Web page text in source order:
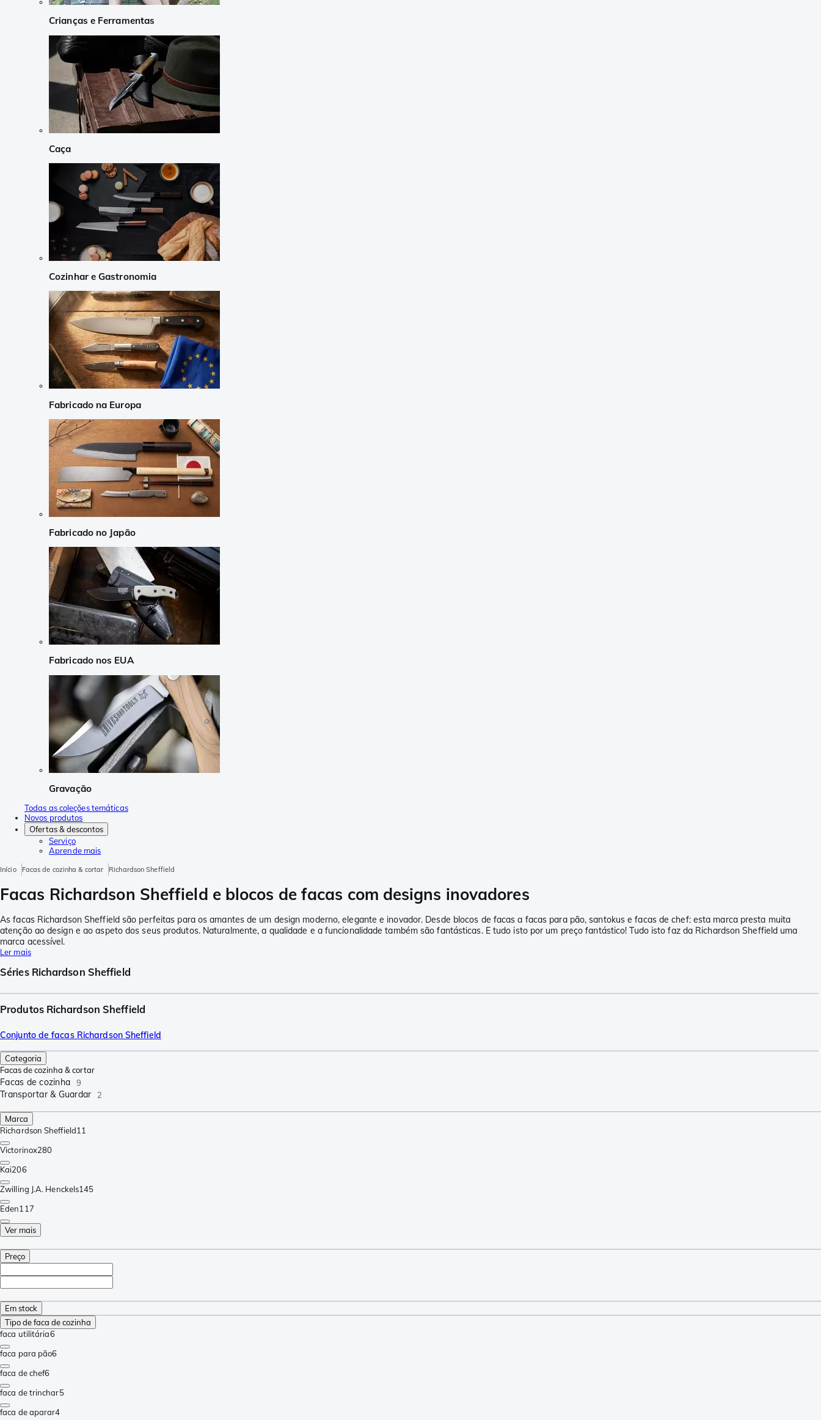
Crianças e Ferramentas
Caça
Cozinhar e Gastronomia
Fabricado na Europa
Fabricado no Japão
Fabricado nos EUA
Gravação
Todas as coleções temáticas
Novos produtos
Ofertas & descontos
Serviço
Aprende mais
Início Facas de cozinha & cortar Richardson Sheffield
Facas Richardson Sheffield e blocos de facas com designs inovadores
As facas Richardson Sheffield são perfeitas para os amantes de um design moderno, elegante e inovador. Desde blocos de facas a facas para pão, santokus e facas de chef: esta marca presta muita
atenção ao design e ao aspeto dos seus produtos. Naturalmente, a qualidade e a funcionalidade também são fantásticas. E tudo isto por um preço fantástico! Tudo isto faz da Richardson Sheffield uma
marca acessível.
Ler mais
Séries Richardson Sheffield
Produtos Richardson Sheffield
Conjunto de facas Richardson Sheffield
Categoria
Facas de cozinha & cortar
Facas de cozinha 9
Transportar & Guardar 2
Marca
Richardson Sheffield11
Victorinox280
Kai206
Zwilling J.A. Henckels145
Eden117
Ver mais
Preço
Em stock
Tipo de faca de cozinha
faca utilitária6
faca para pão6
faca de chef6
faca de trinchar5
faca de aparar4